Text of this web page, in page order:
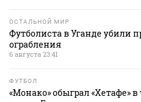
ОСТАЛЬНОЙ МИР
Футболиста в Уганде убили
ограбления
6 августа 23:41
ФУТБОЛ
«Монако» обыграл «Хетафе»